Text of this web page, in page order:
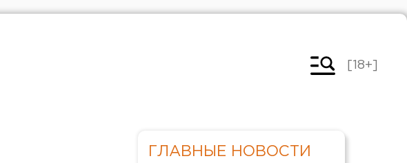
[18+]
ГЛАВНЫЕ НОВОСТИ